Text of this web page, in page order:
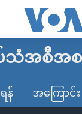
သံအစီအ
န် အကြောင်း